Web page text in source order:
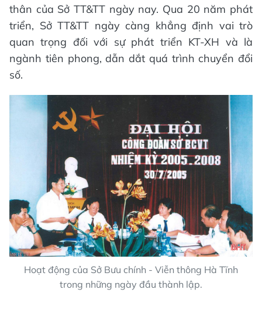
thân của Sở TT&TT ngày nay. Qua 20 năm phát
triển, Sở TT&TT ngày càng khẳng định vai trò
quan trọng đối với sự phát triển KT-XH và là
ngành tiên phong, dẫn dắt quá trình chuyển đổi
số.
Hoạt động của Sở Bưu chính - Viễn thông Hà Tĩnh
trong những ngày đầu thành lập.